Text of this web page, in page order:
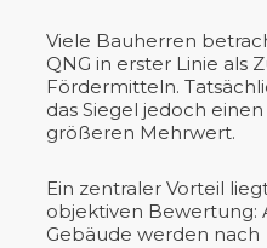
Viele Bauherren
QNG in erster Linie als
Fördermitteln.
das Siegel jedoch
größeren Mehrwert.
Ein zentraler Vorteil
objektiven Bewertung:
Gebäude werden nach